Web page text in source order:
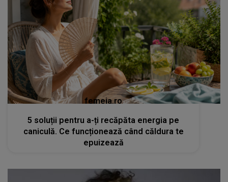
femeia.ro
5 soluții pentru a-ți recăpăta energia pe
caniculă. Ce funcționează când căldura te
epuizează